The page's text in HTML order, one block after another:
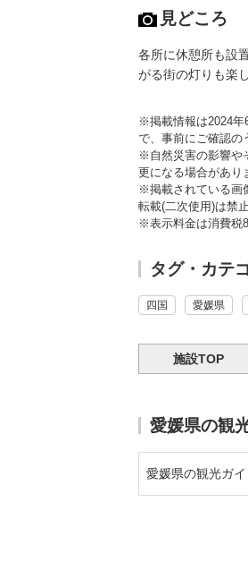
見どころ
各所に休憩所も設
がる街の灯りも楽
※掲載情報は2024年
で、事前にご確認の
※自然災害の影響や
更になる場合があり
※掲載されている画
転載(二次使用)は禁止
※表示料金は消費税
タグ・カテ
四国 愛媛県
施設TOP
愛媛県の観
愛媛県の観光ガ